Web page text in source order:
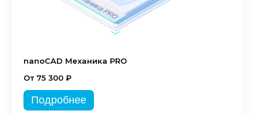
nanoCAD Механика PRO
От 75 300 ₽
Подробнее